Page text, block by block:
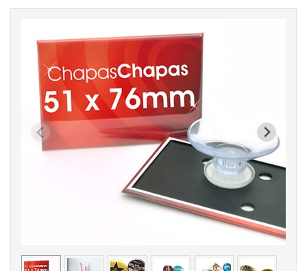
< /picture>